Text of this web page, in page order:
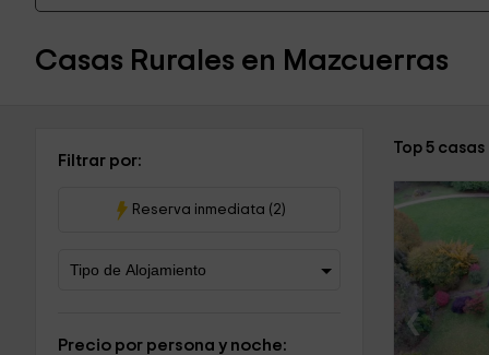
Casas Rurales en Mazcuerras
Filtrar por:
Reserva inmediata (2)
Precio por persona y noche:
Top 5
‹